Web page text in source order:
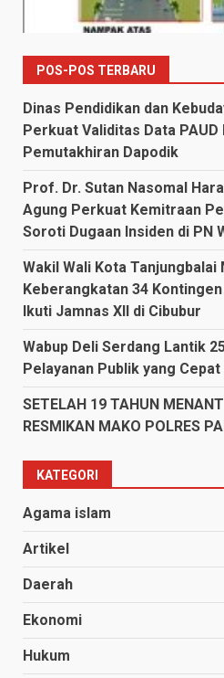
POS-POS TERBARU
Dinas Pendidikan dan
Perkuat Validitas Data
Pemutakhiran Dapodik
Prof. Dr. Sutan Nasomal
Agung Perkuat Kemitraan
Soroti Dugaan Insiden di PN
Wakil Wali Kota Tanjungbalai
Keberangkatan 34
Ikuti Jamnas XII di Cibubur
Wabup Deli Serdang Lantik
Pelayanan Publik yang Cepat
SETELAH 19 TAHUN
RESMIKAN MAKO POLRES
KATEGORI
Agama islam
Artikel
Daerah
Ekonomi
Hukum